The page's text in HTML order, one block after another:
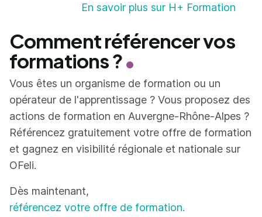
En savoir plus sur H+ Formation
Comment référencer vos
formations ?
Vous êtes un organisme de formation ou un
opérateur de l'apprentissage ? Vous proposez des
actions de formation en Auvergne-Rhône-Alpes ?
Référencez gratuitement votre offre de formation
et gagnez en visibilité régionale et nationale sur
OFeli.
Dès maintenant,
référencez votre offre de formation.